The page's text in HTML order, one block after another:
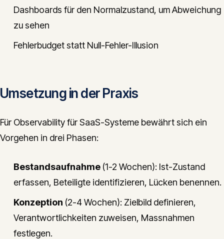
Dashboards für den Normalzustand, um Abweichung
zu sehen
Fehlerbudget statt Null-Fehler-Illusion
Umsetzung in der Praxis
Für Observability für SaaS-Systeme bewährt sich ein
Vorgehen in drei Phasen:
Bestandsaufnahme (1-2 Wochen): Ist-Zustand
erfassen, Beteiligte identifizieren, Lücken benennen.
Konzeption (2-4 Wochen): Zielbild definieren,
Verantwortlichkeiten zuweisen, Massnahmen
festlegen.